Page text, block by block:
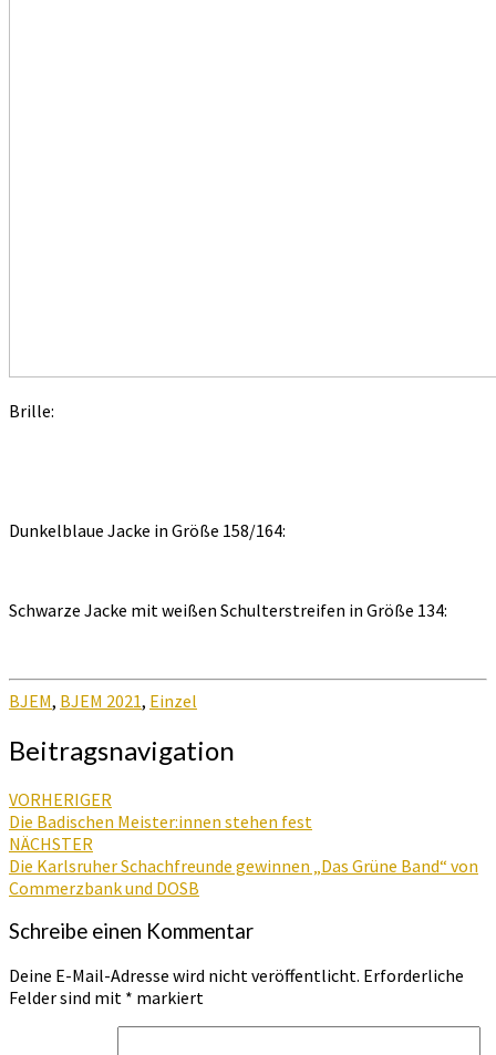
Brille:
Dunkelblaue Jacke in Größe 158/164:
Schwarze Jacke mit weißen Schulterstreifen in Größe 134:
BJEM, BJEM 2021, Einzel
Beitragsnavigation
VORHERIGER
Die Badischen Meister:innen stehen fest
NÄCHSTER
Die Karlsruher Schachfreunde gewinnen „Das Grüne Band“ von
Commerzbank und DOSB
Schreibe einen Kommentar
Deine E-Mail-Adresse wird nicht veröffentlicht. Erforderliche
Felder sind mit * markiert